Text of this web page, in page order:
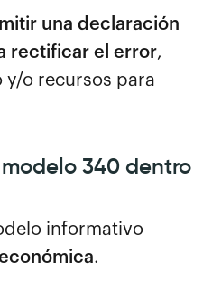
una declaración
rectificar el error,
o recursos para
340 dentro
informativo
.